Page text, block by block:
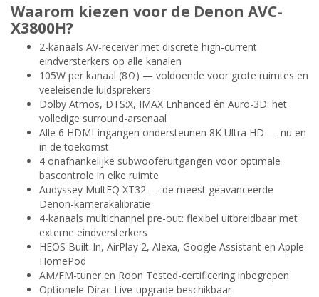
Waarom kiezen voor de Denon AVC-
X3800H?
2-kanaals AV-receiver met discrete high-current
eindversterkers op alle kanalen
105W per kanaal (8Ω) — voldoende voor grote ruimtes en
veeleisende luidsprekers
Dolby Atmos, DTS:X, IMAX Enhanced én Auro-3D: het
volledige surround-arsenaal
Alle 6 HDMI-ingangen ondersteunen 8K Ultra HD — nu en
in de toekomst
4 onafhankelijke subwooferuitgangen voor optimale
bascontrole in elke ruimte
Audyssey MultEQ XT32 — de meest geavanceerde
Denon-kamerakalibratie
4-kanaals multichannel pre-out: flexibel uitbreidbaar met
externe eindversterkers
HEOS Built-In, AirPlay 2, Alexa, Google Assistant en Apple
HomePod
AM/FM-tuner en Roon Tested-certificering inbegrepen
Optionele Dirac Live-upgrade beschikbaar